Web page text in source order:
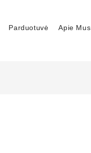
Parduotuvė Apie Mus